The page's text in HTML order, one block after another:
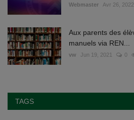
Webmaster Avr 26, 2022
Aux parents des
manuels via REN...
vw Jun 19, 2021 0
TAGS